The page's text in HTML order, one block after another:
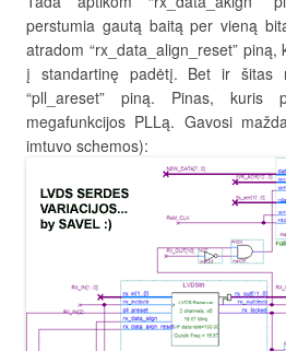
perstumia gautą baitą per vieną
atradom “rx_data_align_reset”
į standartinę padėtį. Bet ir šitas
“pll_areset” piną. Pinas, kuris
megafunkcijos PLLą. Gavosi
imtuvo schemos):